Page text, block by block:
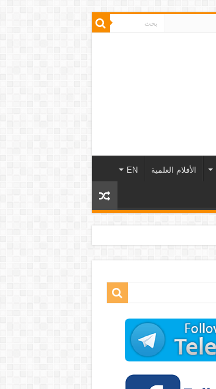
الأفلام العلمية EN